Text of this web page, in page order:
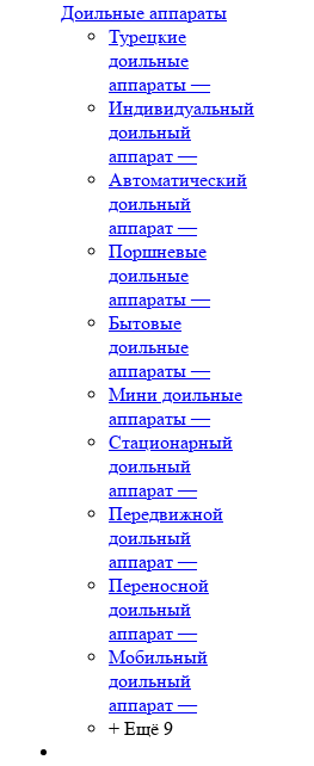
Доильные аппараты
Турецкие
доильные
аппараты —
Индивидуальный
доильный
аппарат —
Автоматический
доильный
аппарат —
Поршневые
доильные
аппараты —
Бытовые
доильные
аппараты —
Мини доильные
аппараты —
Стационарный
доильный
аппарат —
Передвижной
доильный
аппарат —
Переносной
доильный
аппарат —
Мобильный
доильный
аппарат —
+ Ещё 9